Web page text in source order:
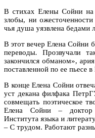
В стихах Елены Сойни на
злобы, ни
чья душа уязвлена бедами
В этот вечер Елена Сойни
переводы. Прозвучали
закончился обманом»,
поставленной по ее пьесе
В конце Елена Сойни
уст декана филфака
совмещать поэтическое
Елена Сойни – доктор
Института языка и
– С трудом. Работают